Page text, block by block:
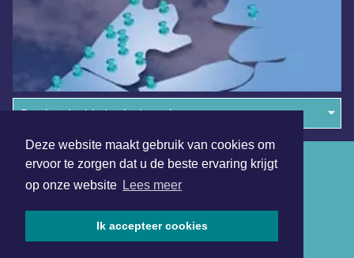
Deze website maakt gebruik van cookies om
ervoor te zorgen dat u de beste ervaring krijgt
op onze website Lees meer
Ik accepteer cookies
Overige dagbladen in de regio
Algemene voorwaarden
Disclaimer